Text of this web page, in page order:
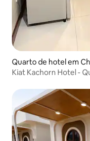
Quarto de hotel em
Kiat Kachorn Hotel -